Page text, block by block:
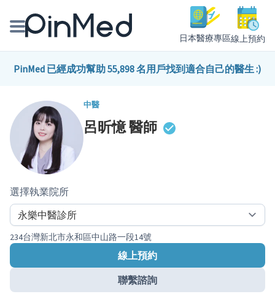
日本醫療專區線上預約
線上預約醫師、院所
醫師專欄專訪
健康主題館
PinMed 已經成功幫助 55,898 名用戶找到適合自己的醫生 :)
中醫
呂昕憶醫師
選擇執業院所
234台灣新北市永和區中山路一段14號
線上預約
聯繫諮詢